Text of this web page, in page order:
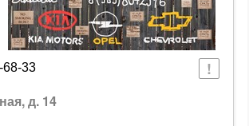
68-33
д. 14